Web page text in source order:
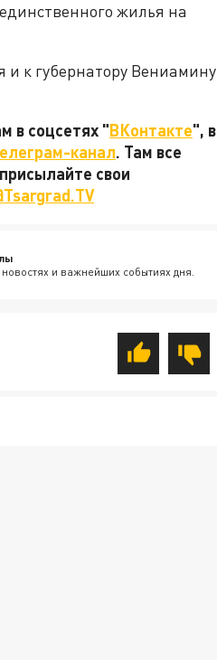
жилья на
к губернатору Вениамину
в соцсетях "ВКонтакте", в
канал. Там все
свои
и важнейших событиях дня.